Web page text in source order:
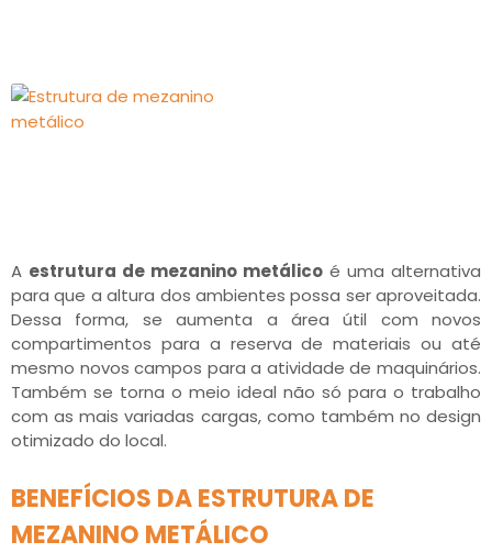
A estrutura de mezanino metálico é uma alternativa
para que a altura dos ambientes possa ser aproveitada.
Dessa forma, se aumenta a área útil com novos
compartimentos para a reserva de materiais ou até
mesmo novos campos para a atividade de maquinários.
Também se torna o meio ideal não só para o trabalho
com as mais variadas cargas, como também no design
otimizado do local.
BENEFÍCIOS DA ESTRUTURA DE
MEZANINO METÁLICO